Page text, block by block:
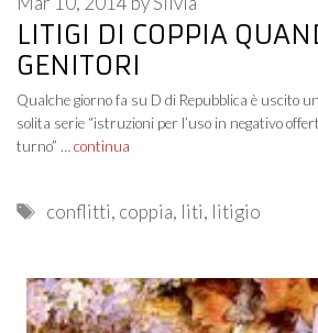
LITIGI DI COPPIA
GENITORI
Qualche giorno fa su D di Repubblica è uscito
solita serie “istruzioni per l’uso in negativo
turno” …continua
Tags
conflitti, coppia, liti, litigio